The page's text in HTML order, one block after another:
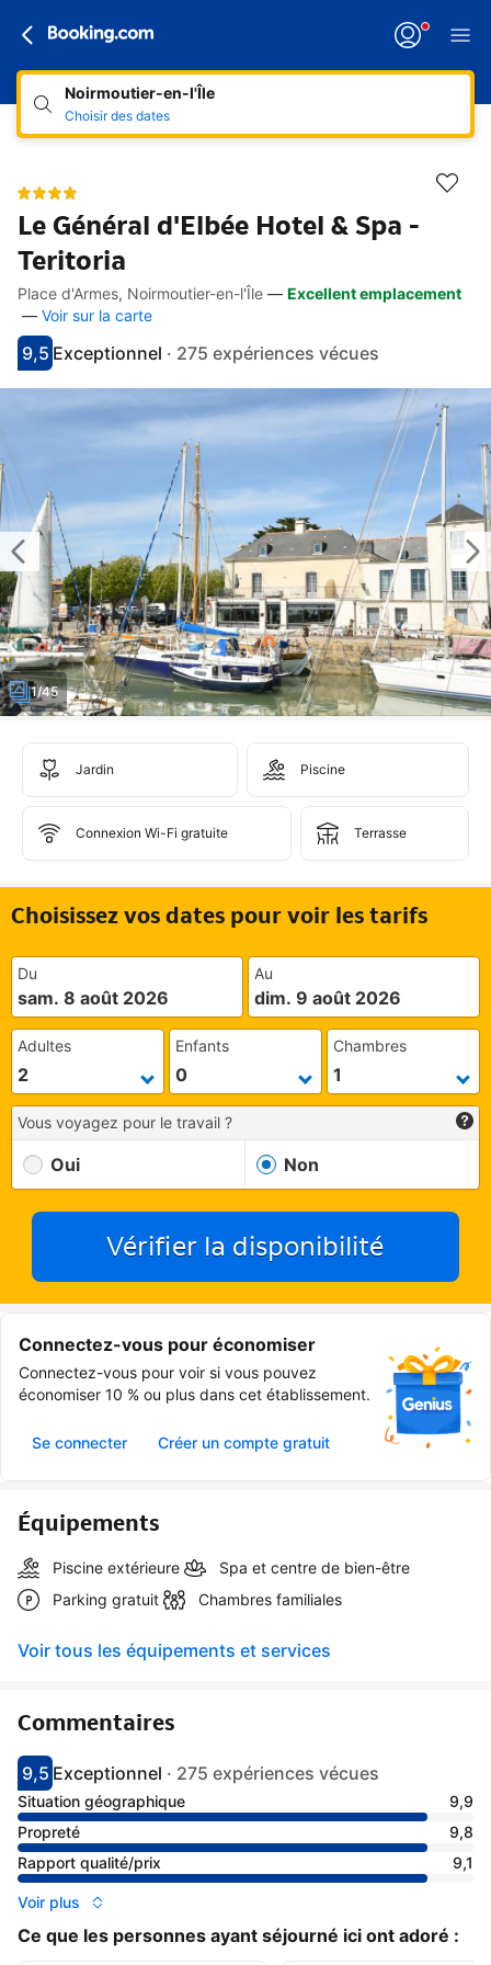
Noirmoutier-en-l'Île
Choisir des dates
Le Général d'Elbée Hotel & Spa -
Teritoria
Accès rapides
Aller à la description
Aller aux équipements
Aller aux hébergements
Aller aux conditions
Place d'Armes, Noirmoutier-en-l'Île — Excellent emplacement
— Voir sur la carte
Avec une note de 9.5
9,5
exceptionnel
Exceptionnel · 275 expériences vécues
1/45
Jardin Piscine
Connexion Wi-Fi gratuite Terrasse
Choisissez vos dates pour voir les tarifs
Du
sam. 8 août 2026
Au
dim. 9 août 2026
Adultes Enfants Chambres
Vous voyagez pour le travail ?
Oui Non
Vérifier la disponibilité
Connectez-vous pour économiser
Connectez-vous pour voir si vous pouvez
économiser 10 % ou plus dans cet établissement.
Se connecter Créer un compte gratuit
Équipements
Piscine extérieure
Spa et centre de bien-être
Parking gratuit
Chambres familiales
Voir tous les équipements et services
Commentaires
Avec une note de 9.5
9,5
exceptionnel
Exceptionnel · 275 expériences vécues
Situation géographique
9,9
Propreté
9,8
Rapport qualité/prix
9,1
Voir plus
Ce que les personnes ayant séjourné ici ont adoré :